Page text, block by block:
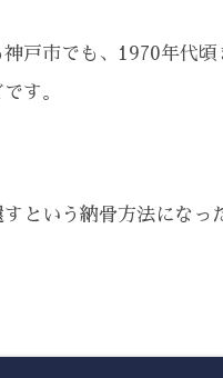
戸市でも、1970年代
す。
という納骨方法になっ